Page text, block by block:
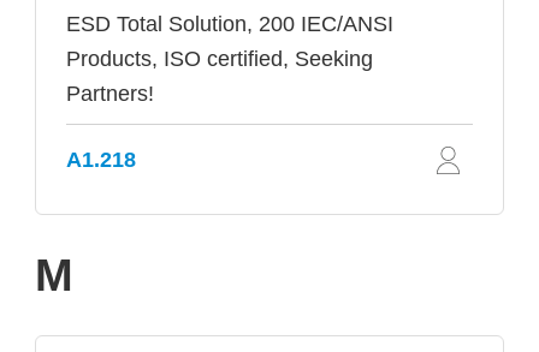
ESD Total Solution, 200 IEC/ANSI
Products, ISO certified, Seeking
Partners!
A1.218
M